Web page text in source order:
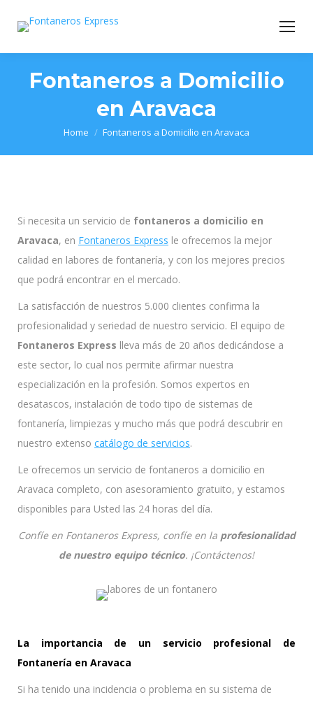
Fontaneros a Domicilio
en Aravaca
You are here:
Home Fontaneros a Domicilio en Aravaca
Si necesita un servicio de fontaneros a domicilio en
Aravaca, en Fontaneros Express le ofrecemos la mejor
calidad en labores de fontanería, y con los mejores precios
que podrá encontrar en el mercado.
La satisfacción de nuestros 5.000 clientes confirma la
profesionalidad y seriedad de nuestro servicio. El equipo de
Fontaneros Express lleva más de 20 años dedicándose a
este sector, lo cual nos permite afirmar nuestra
especialización en la profesión. Somos expertos en
desatascos, instalación de todo tipo de sistemas de
fontanería, limpiezas y mucho más que podrá descubrir en
nuestro extenso catálogo de servicios.
Le ofrecemos un servicio de fontaneros a domicilio en
Aravaca completo, con asesoramiento gratuito, y estamos
disponibles para Usted las 24 horas del día.
Confíe en Fontaneros Express, confíe en la profesionalidad
de nuestro equipo técnico. ¡Contáctenos!
La importancia de un servicio profesional de
Fontanería en Aravaca
Si ha tenido una incidencia o problema en su sistema de